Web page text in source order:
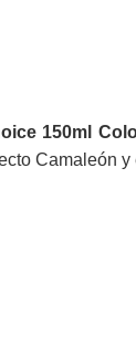
150ml
Camaleón y